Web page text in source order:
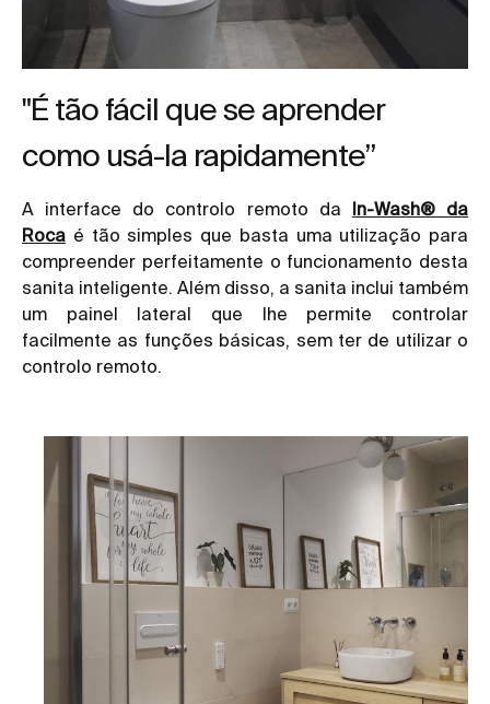
"É tão fácil que se aprender
como usá-la rapidamente”
A interface do controlo remoto da In-Wash® da
Roca é tão simples que basta uma utilização para
compreender perfeitamente o funcionamento desta
sanita inteligente. Além disso, a sanita inclui também
um painel lateral que lhe permite controlar
facilmente as funções básicas, sem ter de utilizar o
controlo remoto.